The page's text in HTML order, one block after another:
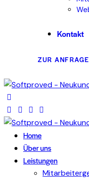
Kontakt
ZUR ANFRAGE
Home
Über uns
Leistungen